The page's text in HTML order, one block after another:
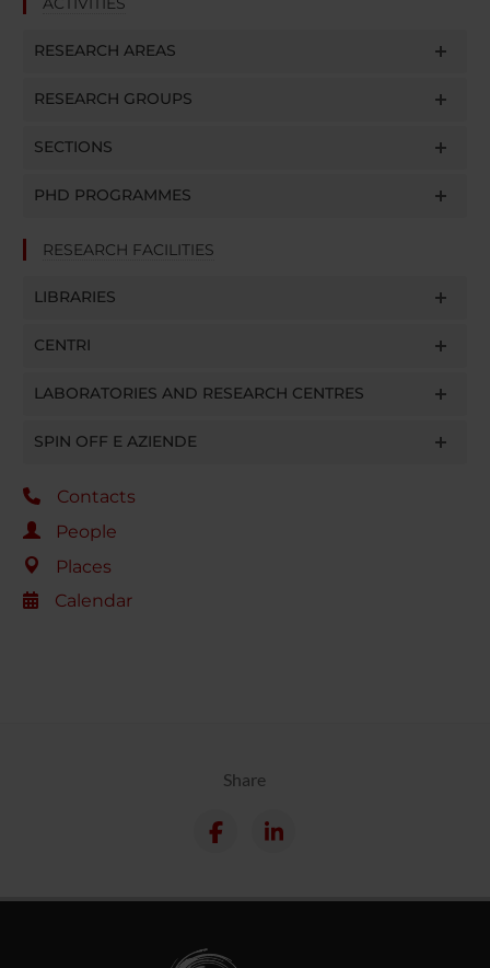
RESEARCH AREAS
RESEARCH GROUPS
SECTIONS
PHD PROGRAMMES
RESEARCH FACILITIES
LIBRARIES
CENTRI
LABORATORIES AND RESEARCH CENTRES
SPIN OFF E AZIENDE
Contacts
People
Places
Calendar
Share